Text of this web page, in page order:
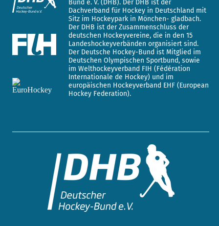
Bund e. V. (DHB). Der DHB ist der
Dachverband für Hockey in Deutschland mit
Sitz im Hockeypark in Mönchen- gladbach.
Der DHB ist der Zusammenschluss der
deutschen Hockeyvereine, die in den 15
Landeshockeyverbänden organisiert sind.
Der Deutsche Hockey-Bund ist Mitglied im
Deutschen Olympischen Sportbund, sowie
im Welthockeyverband FIH (Fédération
Internationale de Hockey) und im
europäischen Hockeyverband EHF (European
Hockey Federation).